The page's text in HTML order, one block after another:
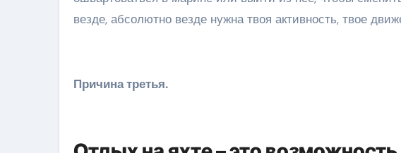
везде, абсолютно везде нужна твоя активность, твое
Причина третья.